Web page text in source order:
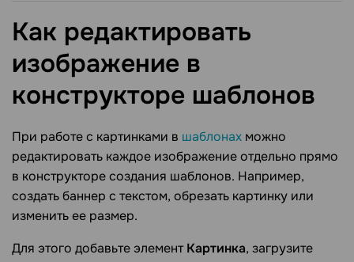
Как редактировать
изображение в
конструкторе шаблонов
При работе с картинками в шаблонах можно
редактировать каждое изображение отдельно прямо
в конструкторе создания шаблонов. Например,
создать баннер с текстом, обрезать картинку или
изменить ее размер.
Для этого добавьте элементКартинка, загрузите